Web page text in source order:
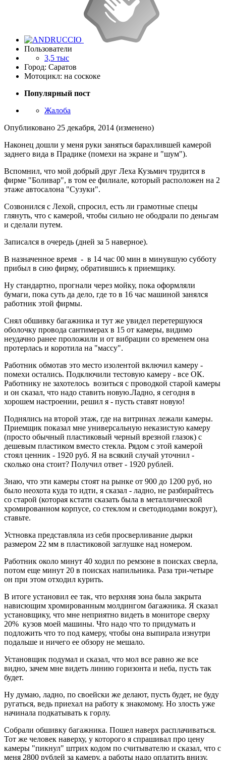
Пользователи
3,5 тыс
Город: Саратов
Мотоцикл: на соскоке
Популярный пост
Жалоба
Опубликовано 25 декабря, 2014 (изменено)
Наконец дошли у меня руки заняться барахлившей камерой
заднего вида в Прадике (помехи на экране и "шум").
Вспомнил, что мой добрый друг Леха Кузьмич трудится в
фирме "Боливар", в том ее филиале, который расположен на 2
этаже автосалона "Сузуки".
Созвонился с Лехой, спросил, есть ли грамотные спецы
глянуть, что с камерой, чтобы сильно не ободрали по деньгам
и сделали путем.
Записался в очередь (дней за 5 наверное).
В назначенное время - в 14 час 00 мин в минувшую субботу
прибыл в сию фирму, обратившись к приемщику.
Ну стандартно, прогнали через мойку, пока оформляли
бумаги, пока суть да дело, где то в 16 час машиной занялся
работник этой фирмы.
Снял обшивку багажника и тут же увидел перетершуюся
оболочку провода сантимерах в 15 от камеры, видимо
неудачно ранее проложили и от вибрации со временем она
протерлась и коротила на "массу".
Работник обмотав это место изолентой включил камеру -
помехи остались. Подключили тестовую камеру - все ОК.
Работнику не захотелось возиться с проводкой старой камеры
и он сказал, что надо ставить новую.Ладно, я сегодня в
хорошем настроении, решил я - пусть ставят новую!
Поднялись на второй этаж, где на витринах лежали камеры.
Приемщик показал мне универсальную неказистую камеру
(просто обычный пластиковый черный врезной глазок) с
дешевым пластиком вместо стекла. Рядом с этой камерой
стоял ценник - 1920 руб. Я на всякий случай уточнил -
сколько она стоит? Получил ответ - 1920 рублей.
Знаю, что эти камеры стоят на рынке от 900 до 1200 руб, но
было неохота куда то идти, я сказал - ладно, не разбирайтесь
со старой (которая кстати сказать была в металличнеской
хромированном корпусе, со стеклом и светодиодами вокруг),
ставьте.
Устновка представляла из себя просверливание дырки
размером 22 мм в пластиковой заглушке над номером.
Работник около минут 40 ходил по ремзоне в поисках сверла,
потом еще минут 20 в поисках напильника. Раза три-четыре
он при этом отходил курить.
В итоге установил ее так, что верхняя зона была закрыта
нависющим хромированным молдингом багажника. Я сказал
установщику, что мне неприятно видеть в мониторе сверху
20% кузов моей машины. Что надо что то придумать и
подложить что то под камеру, чтобы она выпирала изнутри
подальше и ничего ее обзору не мешало.
Установщик подумал и сказал, что мол все равно же все
видно, зачем мне видеть линию горизонта и неба, пусть так
будет.
Ну думаю, ладно, по своейски же делают, пусть будет, не буду
ругаться, ведь приехал на работу к знакомому. Но злость уже
начинала подкатывать к горлу.
Собрали обшивку багажника. Пошел наверх расплачиваться.
Тот же человек наверху, у которого я спрашивал про цену
камеры "пикнул" штрих кодом по считывателю и сказал, что с
меня 2800 рублей за камеру, а работы надо оплатить внизу.